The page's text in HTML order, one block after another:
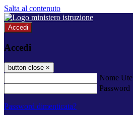
Salta al contenuto
Accedi
Accedi
button close ×
Nome
Password
Password dimenticata?